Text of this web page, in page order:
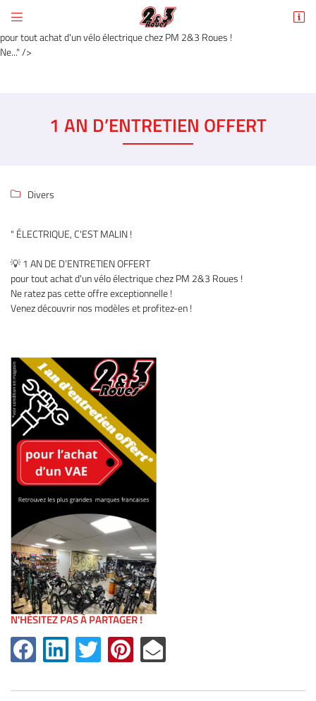
💡 1 AN DE D’ENTRETIEN OFFERT
pour tout achat d'un vélo électrique chez PM 2&3 Roues !
Ne..." />

Accueil

78960 Voisins-le-Bretonneux
01 30 43 50 12
utilisantle formulaire de désinscription.
INSCRIPTION
1 AN D’ENTRETIEN OFFERT
 Divers
" ÉLECTRIQUE, C'EST MALIN !
💡 1 AN DE D’ENTRETIEN OFFERT
pour tout achat d'un vélo électrique chez PM 2&3 Roues !
Ne ratez pas cette offre exceptionnelle !
Venez découvrir nos modèles et profitez-en !
N'HÉSITEZ PAS À PARTAGER !